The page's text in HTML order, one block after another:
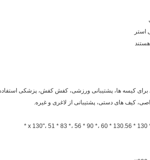
برای کیسه ها، پشتیبانی ورزشی، کفش کفش، پزشکی
کیف های دستی، پشتیبانی از لاغری و غیره.